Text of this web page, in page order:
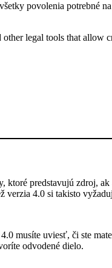
povolenia potrebné
legal tools that allow
predstavujú zdroj,
verzia 4.0 si takisto
musíte uviesť, či ste
odvodené dielo.